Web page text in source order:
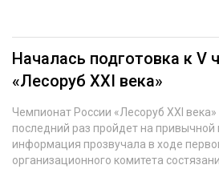
Началась подготовка к V
«Лесоруб XXI века»
Чемпионат России «Лесоруб XXI века»
последний раз пройдет на
информация прозвучала в ходе
организационного комитета